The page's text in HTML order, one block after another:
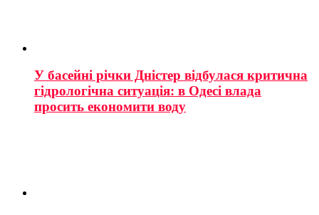
У басейні річки Дністер відбулася критична
гідрологічна ситуація: в Одесі влада
просить економити воду